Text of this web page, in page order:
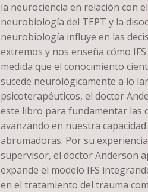
la neurociencia en relación con
neurobiología del TEPT y la
neurobiología influye en las
extremos y nos enseña cómo
medida que el conocimiento
sucede neurológicamente a lo
psicoterapéuticos, el doctor
este libro para fundamentar las
avanzando en nuestra
abrumadoras. Por su
supervisor, el doctor Anderson
expande el modelo IFS
en el tratamiento del trauma